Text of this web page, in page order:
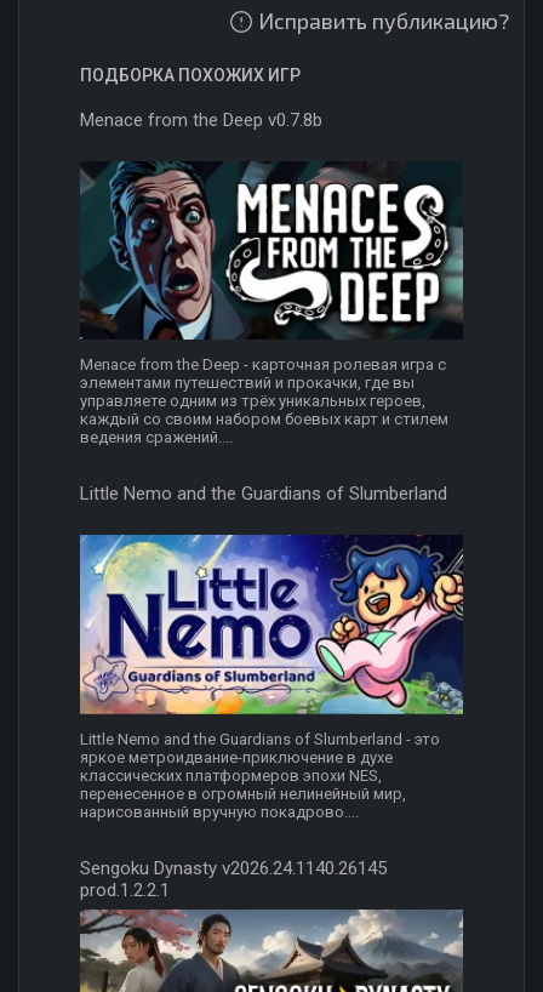
Исправить публикацию?
ПОДБОРКА ПОХОЖИХ ИГР
Menace from the Deep v0.7.8b
Menace from the Deep - карточная ролевая игра с
элементами путешествий и прокачки, где вы
управляете одним из трёх уникальных героев,
каждый со своим набором боевых карт и стилем
ведения сражений....
Little Nemo and the Guardians of Slumberland
Little Nemo and the Guardians of Slumberland - это
яркое метроидвание-приключение в духе
классических платформеров эпохи NES,
перенесенное в огромный нелинейный мир,
нарисованный вручную покадрово....
Sengoku Dynasty v2026.24.1140.26145
prod.1.2.2.1